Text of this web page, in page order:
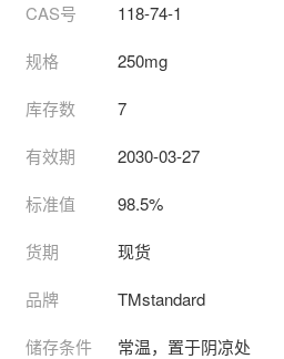
CAS号 118-74-1
规格 250mg
库存数 7
有效期 2030-03-27
标准值 98.5%
货期 现货
品牌 TMstandard
储存条件 常温，置于阴凉处